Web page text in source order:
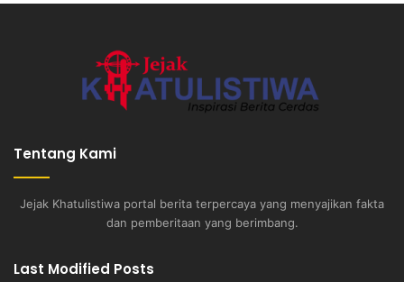
Tentang Kami
Jejak Khatulistiwa portal berita terpercaya yang menyajikan fakta
dan pemberitaan yang berimbang.
Last Modified Posts